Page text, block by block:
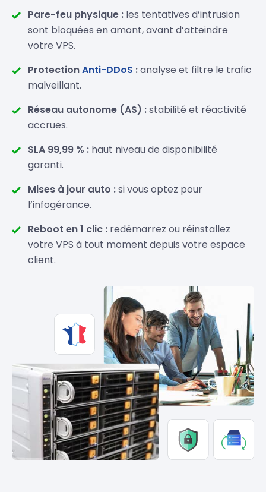
Pare-feu physique : les tentatives d’intrusion
sont bloquées en amont, avant d’atteindre
votre VPS.
ProtectionAnti-DDoS :analyse et filtre le trafic
malveillant.
Réseau autonome (AS) :stabilité et réactivité
accrues.
SLA 99,99 % : haut niveau de disponibilité
garanti.
Mises à jour auto :si vous optez pour
l’infogérance.
Reboot en 1 clic : redémarrez ou réinstallez
votre VPS à tout moment depuis votre espace
client.